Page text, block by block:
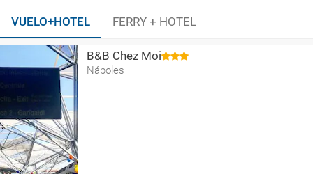
VUELO+HOTEL FERRY + HOTEL
B&B Chez Moi
Nápoles